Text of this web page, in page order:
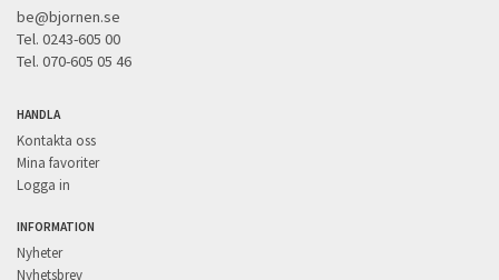
be@bjornen.se
Tel. 0243-605 00
Tel. 070-605 05 46
HANDLA
Kontakta oss
Mina favoriter
Logga in
INFORMATION
Nyheter
Nyhetsbrev